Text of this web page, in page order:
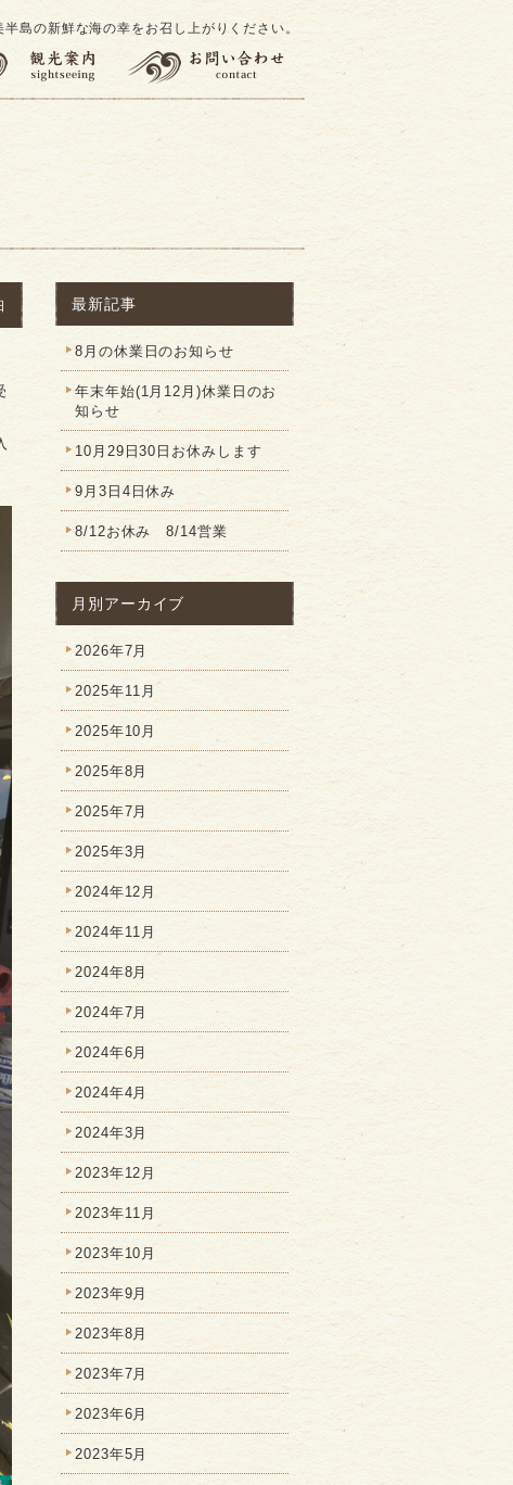
島の新鮮な海の幸をお召し上がりください。
最新記事
8月の休業日のお知らせ
年末年始(1月12月)休業日のお
知らせ
10月29日30日お休みします
9月3日4日休み
8/12お休み 8/14営業
月別アーカイブ
2026年7月
2025年11月
2025年10月
2025年8月
2025年7月
2025年3月
2024年12月
2024年11月
2024年8月
2024年7月
2024年6月
2024年4月
2024年3月
2023年12月
2023年11月
2023年10月
2023年9月
2023年8月
2023年7月
2023年6月
2023年5月